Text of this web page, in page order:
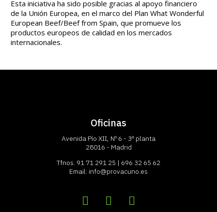
Esta iniciativa ha sido posible gracias al apoyo financiero
de la Unión Europea, en el marco del Plan What Wonderful
European Beef/Beef from Spain, que promueve los
productos europeos de calidad en los mercados
internacionales.
Oficinas
Avenida Pío XII, Nº 6 - 3ª planta
28016 - Madrid
Tfnos. 91 71 291 25 | 696 32 65 62
Email: info@provacuno.es